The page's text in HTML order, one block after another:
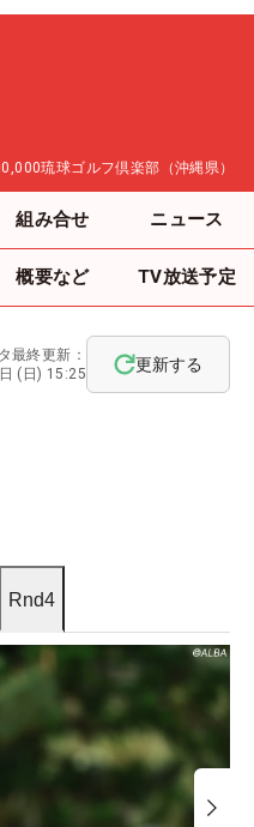
琉球ゴルフ倶楽部（沖縄県）
組み合せ ニュース
概要など TV放送予定
最終更新：
(日) 15:25
更新する
Rnd4